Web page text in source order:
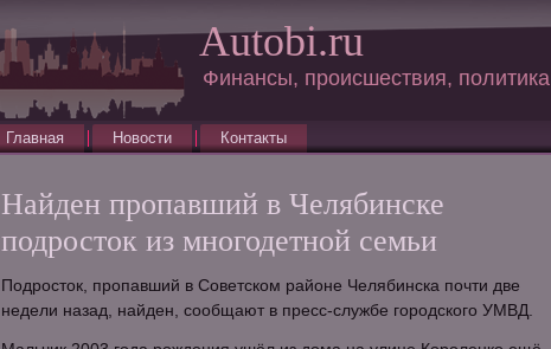
Autobi.ru
Финансы, происшествия, политика
Главная Новости Контакты
Найден пропавший в Челябинске
подросток из многодетной семьи
Подросток, пропавший в Советском районе Челябинска почти две
недели назад, найден, сообщают в пресс-службе городского УМВД.